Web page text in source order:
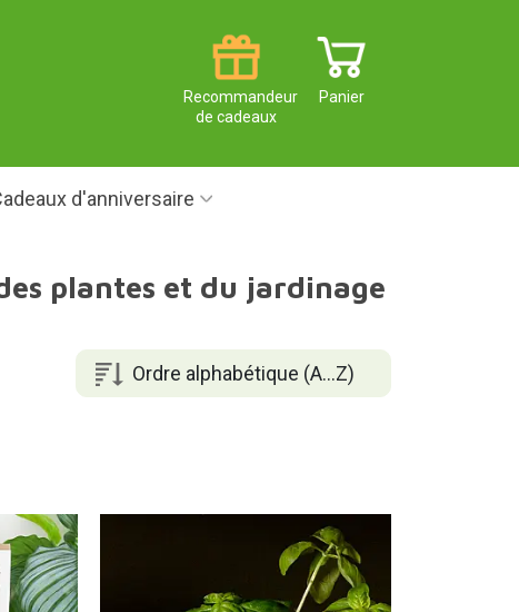
Panier
Recommandeur
de cadeaux
d'anniversaire
plantes et du jardinage
Ordre alphabétique (A...Z)